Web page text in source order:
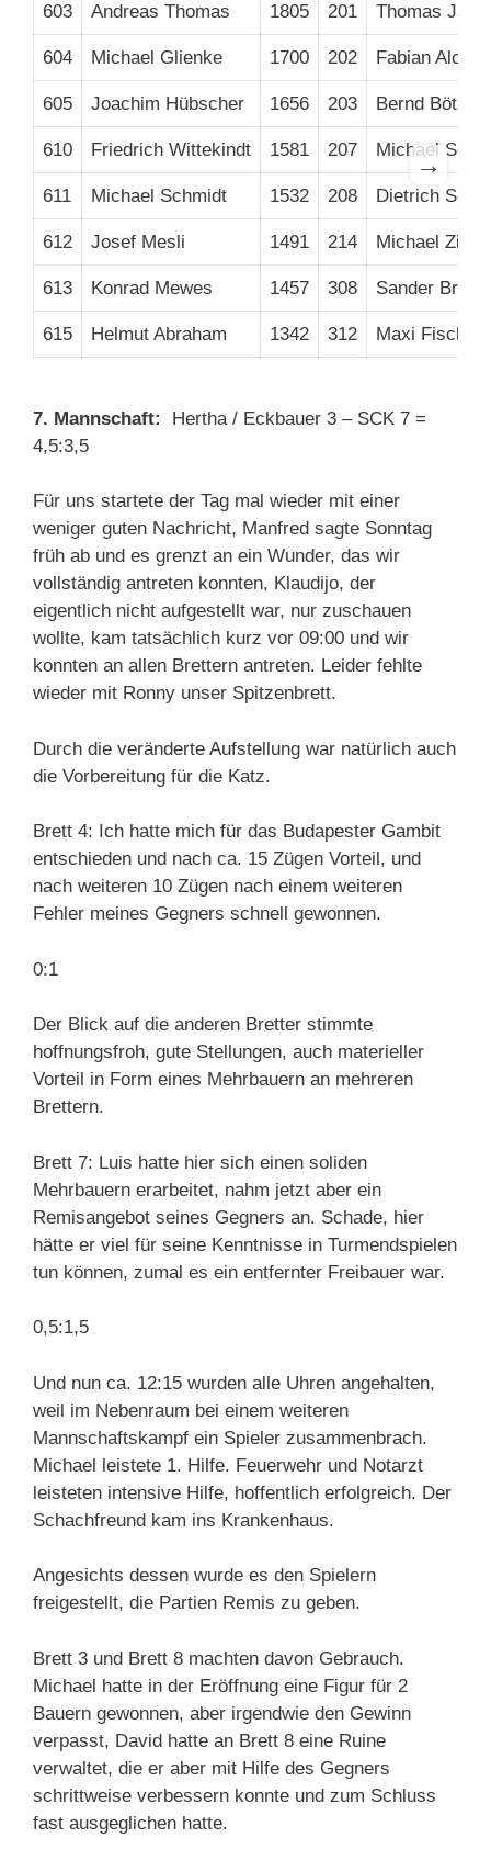
603 Andreas Thomas 1805 201 Thomas Jahn
604 Michael Glienke 1700 202 Fabian Alcer
605 Joachim Hübscher 1656 203 Bernd Bötzel
610 Friedrich Wittekindt 1581 207 Michael
611 Michael Schmidt 1532 208 Dietrich
612 Josef Mesli 1491 214 Michael
613 Konrad Mewes 1457 308 Sander
615 Helmut Abraham 1342 312 Maxi Fischer
→
7. Mannschaft:
Hertha / Eckbauer 3 – SCK 7 =
4,5:3,5
Für uns startete der Tag mal wieder mit einer
weniger guten Nachricht, Manfred sagte Sonntag
früh ab und es grenzt an ein Wunder, das wir
vollständig antreten konnten, Klaudijo, der
eigentlich nicht aufgestellt war, nur zuschauen
wollte, kam tatsächlich kurz vor 09:00 und wir
konnten an allen Brettern antreten. Leider fehlte
wieder mit Ronny unser Spitzenbrett.
Durch die veränderte Aufstellung war natürlich auch
die Vorbereitung für die Katz.
Brett 4: Ich hatte mich für das Budapester Gambit
entschieden und nach ca. 15 Zügen Vorteil, und
nach weiteren 10 Zügen nach einem weiteren
Fehler meines Gegners schnell gewonnen.
0:1
Der Blick auf die anderen Bretter stimmte
hoffnungsfroh, gute Stellungen, auch materieller
Vorteil in Form eines Mehrbauern an mehreren
Brettern.
Brett 7: Luis hatte hier sich einen soliden
Mehrbauern erarbeitet, nahm jetzt aber ein
Remisangebot seines Gegners an. Schade, hier
hätte er viel für seine Kenntnisse in Turmendspielen
tun können, zumal es ein entfernter Freibauer war.
0,5:1,5
Und nun ca. 12:15 wurden alle Uhren angehalten,
weil im Nebenraum bei einem weiteren
Mannschaftskampf ein Spieler zusammenbrach.
Michael leistete 1. Hilfe. Feuerwehr und Notarzt
leisteten intensive Hilfe, hoffentlich erfolgreich. Der
Schachfreund kam ins Krankenhaus.
Angesichts dessen wurde es den Spielern
freigestellt, die Partien Remis zu geben.
Brett 3 und Brett 8 machten davon Gebrauch.
Michael hatte in der Eröffnung eine Figur für 2
Bauern gewonnen, aber irgendwie den Gewinn
verpasst, David hatte an Brett 8 eine Ruine
verwaltet, die er aber mit Hilfe des Gegners
schrittweise verbessern konnte und zum Schluss
fast ausgeglichen hatte.